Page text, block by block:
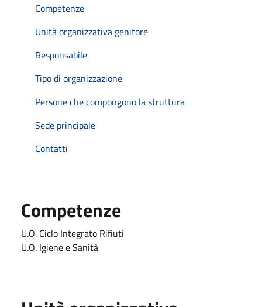
Competenze
Unità organizzativa genitore
Responsabile
Tipo di organizzazione
Persone che compongono la struttura
Sede principale
Contatti
Competenze
U.O. Ciclo Integrato Rifiuti
U.O. Igiene e Sanità